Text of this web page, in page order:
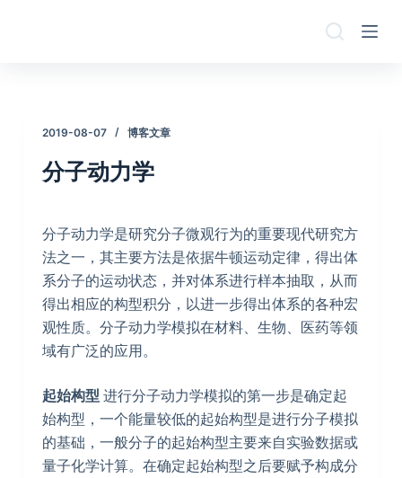
2019-08-07 博客文章
分子动力学
分子动力学是研究分子微观行为的重要现代研究方
法之一，其主要方法是依据牛顿运动定律，得出体
系分子的运动状态，并对体系进行样本抽取，从而
得出相应的构型积分，以进一步得出体系的各种宏
观性质。分子动力学模拟在材料、生物、医药等领
域有广泛的应用。
起始构型 进行分子动力学模拟的第一步是确定起
始构型，一个能量较低的起始构型是进行分子模拟
的基础，一般分子的起始构型主要来自实验数据或
量子化学计算。在确定起始构型之后要赋予构成分